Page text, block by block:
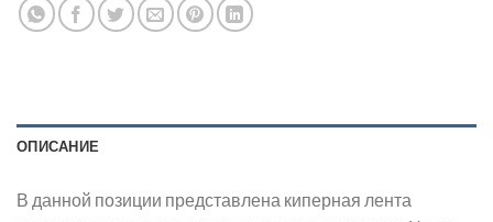
ОПИСАНИЕ
В данной позиции представлена киперная лента